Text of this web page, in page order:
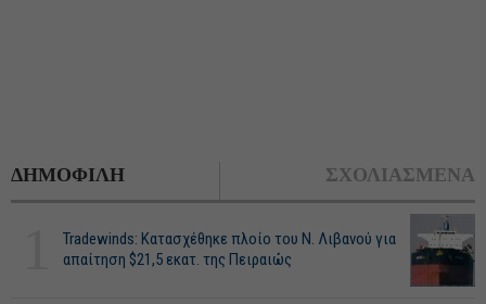
ΔΗΜΟΦΙΛΗ ΣΧΟΛΙΑΣΜΕΝΑ
Tradewinds: Κατασχέθηκε πλοίο του Ν. Λιβανού για
απαίτηση $21,5 εκατ. της Πειραιώς